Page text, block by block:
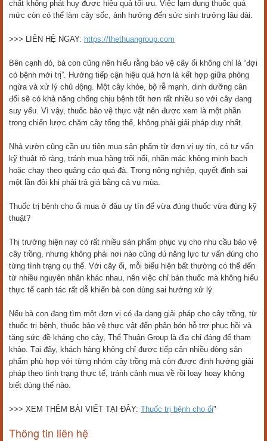
chất không phát huy được hiệu quả tối ưu. Việc lạm dụng thuốc quá
mức còn có thể làm cây sốc, ảnh hưởng đến sức sinh trưởng lâu dài.
>>> LIÊN HỆ NGAY: https://thethuangroup.com
Bên cạnh đó, bà con cũng nên hiểu rằng bảo vệ cây ổi không chỉ là “đợi
có bệnh mới trị”. Hướng tiếp cận hiệu quả hơn là kết hợp giữa phòng
ngừa và xử lý chủ động. Một cây khỏe, bộ rễ mạnh, dinh dưỡng cân
đối sẽ có khả năng chống chịu bệnh tốt hơn rất nhiều so với cây đang
suy yếu. Vì vậy, thuốc bảo vệ thực vật nên được xem là một phần
trong chiến lược chăm cây tổng thể, không phải giải pháp duy nhất.
Nhà vườn cũng cần ưu tiên mua sản phẩm từ đơn vị uy tín, có tư vấn
kỹ thuật rõ ràng, tránh mua hàng trôi nổi, nhãn mác không minh bạch
hoặc chạy theo quảng cáo quá đà. Trong nông nghiệp, quyết định sai
một lần đôi khi phải trả giá bằng cả vụ mùa.
Thuốc trị bệnh cho ổi mua ở đâu uy tín để vừa đúng thuốc vừa đúng kỹ
thuật?
Thị trường hiện nay có rất nhiều sản phẩm phục vụ cho nhu cầu bảo vệ
cây trồng, nhưng không phải nơi nào cũng đủ năng lực tư vấn đúng cho
từng tình trạng cụ thể. Với cây ổi, mỗi biểu hiện bất thường có thể đến
từ nhiều nguyên nhân khác nhau, nên việc chỉ bán thuốc mà không hiểu
thực tế canh tác rất dễ khiến bà con dùng sai hướng xử lý.
Nếu bà con đang tìm một đơn vị có đa dạng giải pháp cho cây trồng, từ
thuốc trị bệnh, thuốc bảo vệ thực vật đến phân bón hỗ trợ phục hồi và
tăng sức đề kháng cho cây, Thể Thuận Group là địa chỉ đáng để tham
khảo. Tại đây, khách hàng không chỉ được tiếp cận nhiều dòng sản
phẩm phù hợp với từng nhóm cây trồng mà còn được định hướng giải
pháp theo tình trạng thực tế, tránh cảnh mua về rồi loay hoay không
biết dùng thế nào.
>>> XEM THÊM BÀI VIẾT TẠI ĐÂY: Thuốc trị bệnh cho ổi"
Thông tin liên hệ